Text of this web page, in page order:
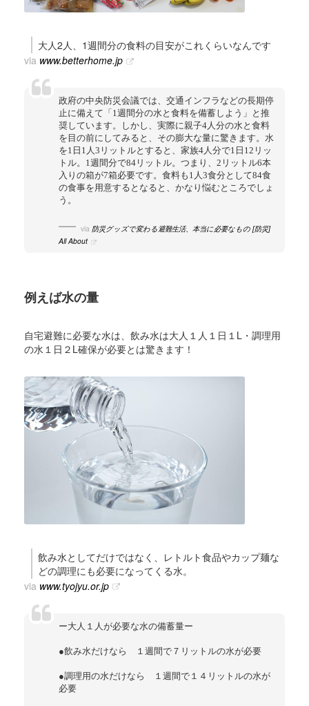
大人2人、1週間分の食料の目安がこれくらいなんです
via www.betterhome.jp
政府の中央防災会議では、交通インフラなどの長期停
止に備えて「1週間分の水と食料を備蓄しよう」と推
奨しています。しかし、実際に親子4人分の水と食料
を目の前にしてみると、その膨大な量に驚きます。水
を1日1人3リットルとすると、家族4人分で1日12リッ
トル。1週間分で84リットル。つまり、2リットル6本
入りの箱が7箱必要です。食料も1人3食分として84食
の食事を用意するとなると、かなり悩むところでしょ
う。
via 防災グッズで変わる避難生活、本当に必要なもの [防災]
All About
例えば水の量
自宅避難に必要な水は、飲み水は大人１人１日１L・調理用
の水１日２L確保が必要とは驚きます！
飲み水としてだけではなく、レトルト食品やカップ麺な
どの調理にも必要になってくる水。
via www.tyojyu.or.jp
ー大人１人が必要な水の備蓄量ー
●飲み水だけなら １週間で７リットルの水が必要
●調理用の水だけなら １週間で１４リットルの水が
必要